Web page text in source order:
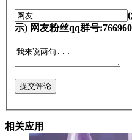
示) 网友粉丝qq群号
提交评论
相关应用